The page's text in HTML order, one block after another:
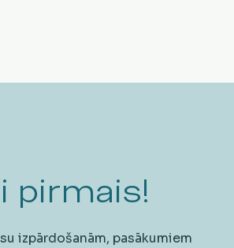
pirmais!
izpārdošanām, pasākumiem